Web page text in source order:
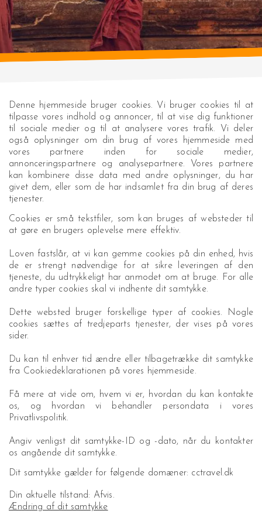
Denne hjemmeside bruger cookies. Vi bruger cookies til at
tilpasse vores indhold og annoncer, til at vise dig funktioner
til sociale medier og til at analysere vores trafik. Vi deler
også oplysninger om din brug af vores hjemmeside med
vores partnere inden for sociale medier,
annonceringspartnere og analysepartnere. Vores partnere
kan kombinere disse data med andre oplysninger, du har
givet dem, eller som de har indsamlet fra din brug af deres
tjenester.
Cookies er små tekstfiler, som kan bruges af websteder til
at gøre en brugers oplevelse mere effektiv.
Loven fastslår, at vi kan gemme cookies på din enhed, hvis
de er strengt nødvendige for at sikre leveringen af den
tjeneste, du udtrykkeligt har anmodet om at bruge. For alle
andre typer cookies skal vi indhente dit samtykke.
Dette websted bruger forskellige typer af cookies. Nogle
cookies sættes af tredjeparts tjenester, der vises på vores
sider.
Du kan til enhver tid ændre eller tilbagetrække dit samtykke
fra Cookiedeklarationen på vores hjemmeside.
Få mere at vide om, hvem vi er, hvordan du kan kontakte
os, og hvordan vi behandler persondata i vores
Privatlivspolitik.
Angiv venligst dit samtykke-ID og -dato, når du kontakter
os angående dit samtykke.
Dit samtykke gælder for følgende domæner: cctravel.dk
Din aktuelle tilstand: Afvis.
Ændring af dit samtykke